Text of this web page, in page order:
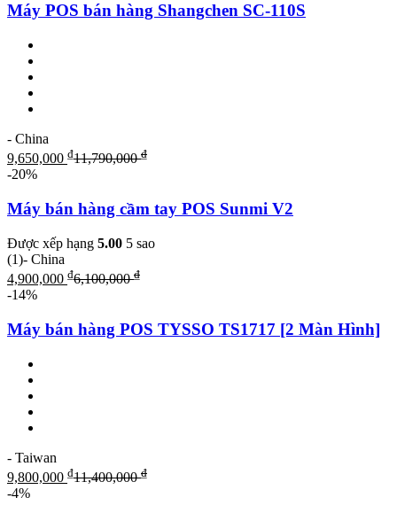
Máy POS bán hàng Shangchen SC-110S
- China
9,650,000 ₫11,790,000₫
-20%
Máy bán hàng cầm tay POS Sunmi V2
Được xếp hạng 5.00 5 sao
(1)- China
4,900,000 ₫6,100,000₫
-14%
Máy bán hàng POS TYSSO TS1717 [2 Màn Hình]
- Taiwan
9,800,000 ₫11,400,000₫
-4%